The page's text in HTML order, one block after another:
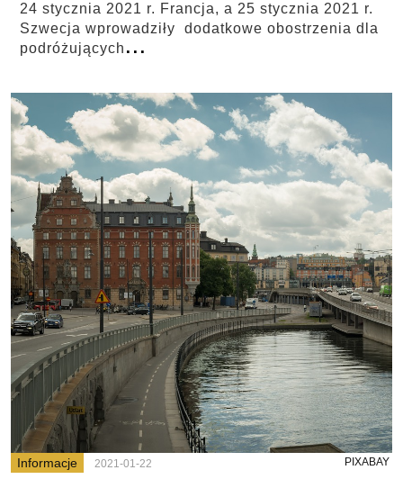
24 stycznia 2021 r. Francja, a 25 stycznia 2021 r.
Szwecja wprowadziły dodatkowe obostrzenia dla
podróżujących ...
Informacje 2021-01-22 PIXABAY